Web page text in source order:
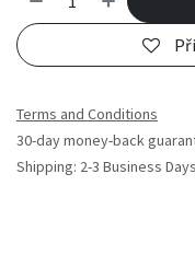
Terms and Conditions
30-day money-back
Shipping: 2-3 Business Days